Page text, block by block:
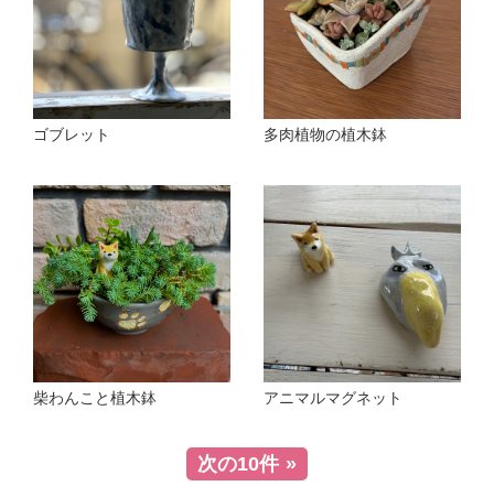
ゴブレット 多肉植物の植木鉢
柴わんこと植木鉢 アニマルマグネット
次の10件